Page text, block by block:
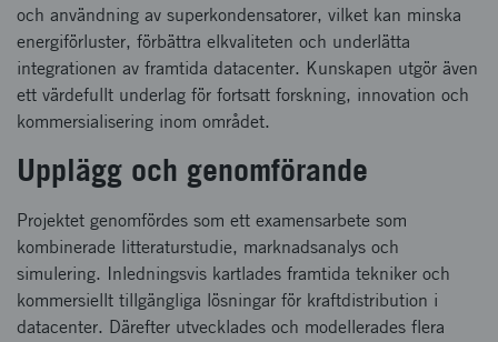
och användning av superkondensatorer, vilket kan minska
energiförluster, förbättra elkvaliteten och underlätta
integrationen av framtida datacenter. Kunskapen utgör även
ett värdefullt underlag för fortsatt forskning, innovation och
kommersialisering inom området.
Upplägg och genomförande
Projektet genomfördes som ett examensarbete som
kombinerade litteraturstudie, marknadsanalys och
simulering. Inledningsvis kartlades framtida tekniker och
kommersiellt tillgängliga lösningar för kraftdistribution i
datacenter. Därefter utvecklades och modellerades flera